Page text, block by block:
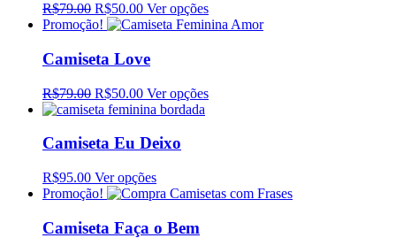
R$79.00 R$50.00 Ver opções
Promoção!
Camiseta Love
R$79.00 R$50.00 Ver opções
Camiseta Eu Deixo
R$95.00 Ver opções
Promoção!
Camiseta Faça o Bem